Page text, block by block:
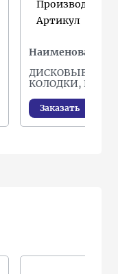
Производит.
Артикул
Наименование
ДИСКОВЫЕ
КОЛОДКИ,
Заказать